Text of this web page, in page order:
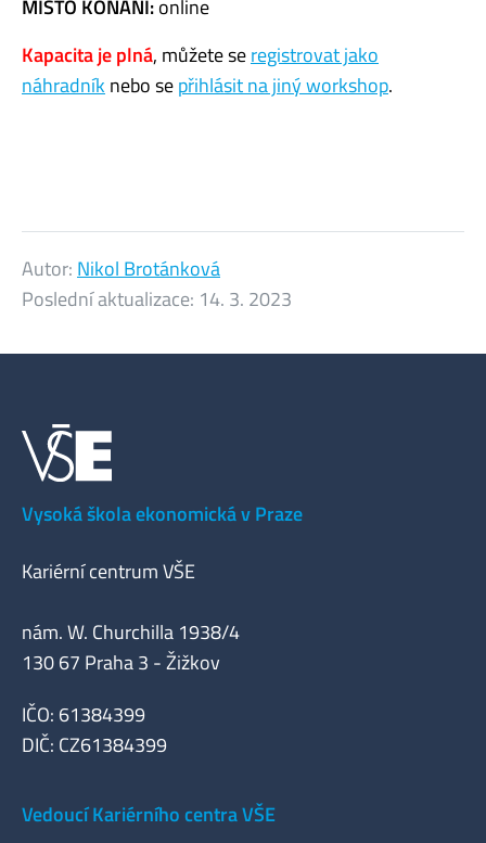
MÍSTO KONÁNÍ:online
Kapacita je plná, můžete seregistrovat jako
náhradník nebo sepřihlásit na jiný workshop.
Autor: Nikol Brotánková
Poslední aktualizace: 14. 3. 2023
Vysoká škola ekonomická v Praze
Kariérní centrum VŠE
nám. W. Churchilla 1938/4
130 67 Praha 3 - Žižkov
IČO: 61384399
DIČ: CZ61384399
Vedoucí Kariérního centra VŠE